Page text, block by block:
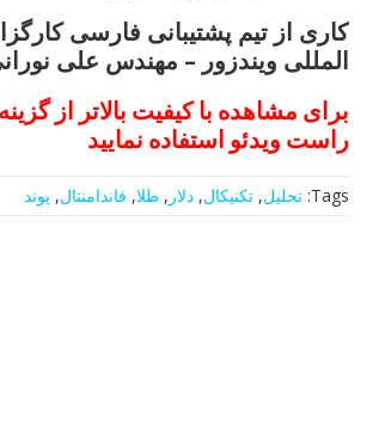
کاری از تیم پشتیبانی فارسی
المللی ویندزور – مهندس علی
راست ویدئو استفاده نمایید
Tags: تحلیل, تکنیکال, دلار , طلا, فاندامنتال, پوند